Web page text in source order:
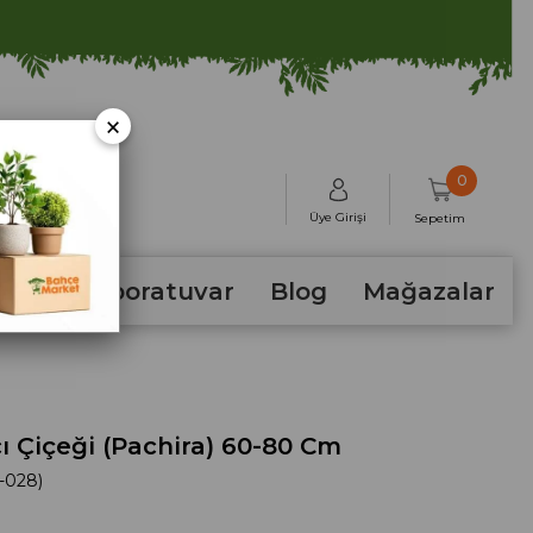
Üye Girişi Sepetim
0
Laboratuvar Blog Mağazalar
Çiçeği (Pachira) 60-80 Cm
028)
×